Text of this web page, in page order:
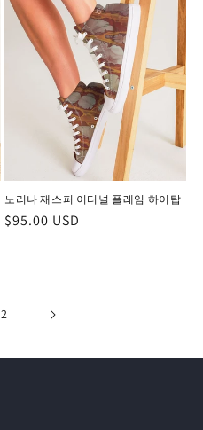
노리나 재스퍼 이터널 플레임 하이탑
정
$95.00 USD
2